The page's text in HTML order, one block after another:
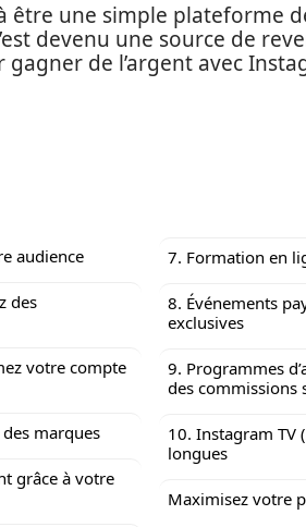
être une simple plateforme
devenu une source de
de l’argent avec
audience
des
votre compte
marques
grâce à votre
7. Formation en
8. Événements
exclusives
9. Programmes
des commissions
10. Instagram TV
longues
Maximisez votre